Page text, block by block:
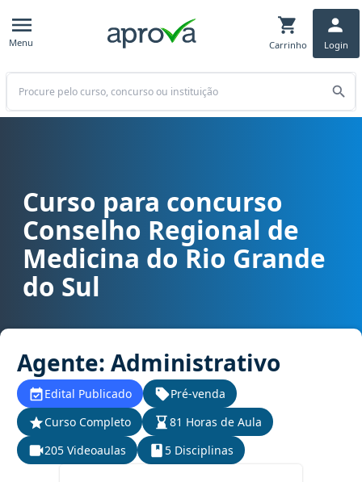
Menu Carrinho Login
Buscar
Curso para concurso CREMERS (RS) - Conselho Regional de
Curso para concurso
Conselho Regional de
Medicina do Rio Grande
do Sul
Agente: Administrativo
Edital Publicado
Pré-venda
Curso Completo
81 Horas de Aula
205 Videoaulas
5 Disciplinas